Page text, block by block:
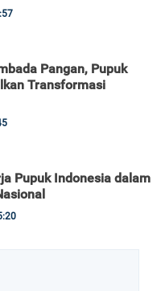
Pangan, Pupuk
Transformasi
Pupuk Indonesia dalam